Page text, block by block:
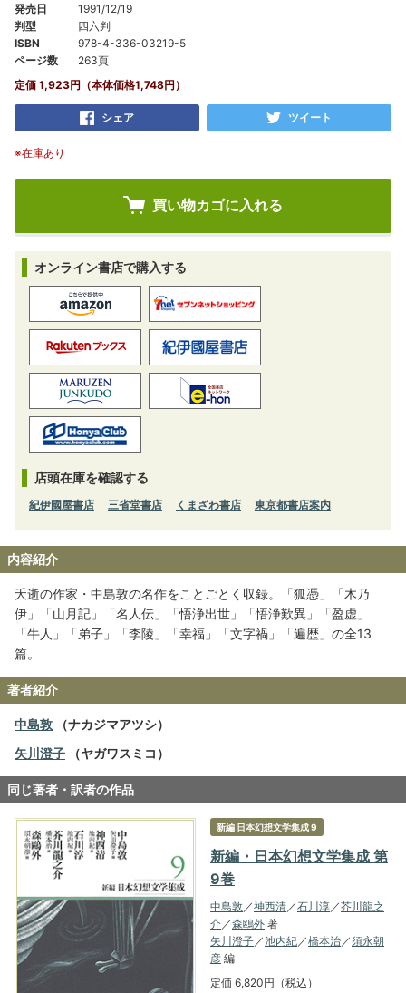
発売日
1991/12/19
判型
四六判
ISBN
978-4-336-03219-5
ページ数
263頁
定価 1,923円（本体価格1,748円）
シェア ツイート
※在庫あり
オンライン書店で購入する
店頭在庫を確認する
紀伊國屋書店 三省堂書店 くまざわ書店 東京都書店案内
内容紹介
夭逝の作家・中島敦の名作をことごとく収録。「狐憑」「木乃
伊」「山月記」「名人伝」「悟浄出世」「悟浄歎異」「盈虚」
「牛人」「弟子」「李陵」「幸福」「文字禍」「遍歴」の全13
篇。
著者紹介
中島敦 （ナカジマアツシ）
矢川澄子 （ヤガワスミコ）
同じ著者・訳者の作品
新編 日本幻想文学集成 9
新編・日本幻想文学集成 第
9巻
中島敦 ／神西清 ／石川淳 ／芥川龍之
介 ／森鴎外 著
矢川澄子 ／池内紀 ／橋本治 ／須永朝
彦 編
定価 6,820円（税込）